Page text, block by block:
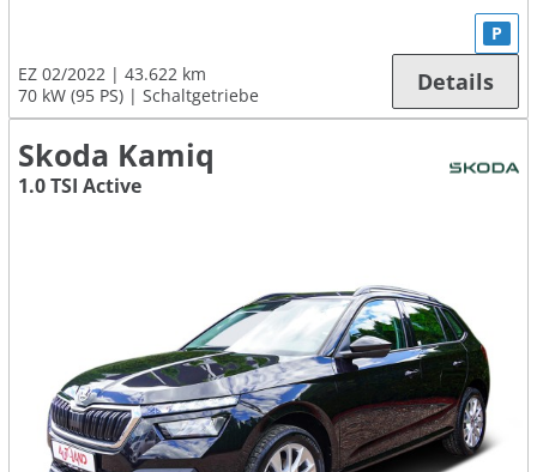
EZ 02/2022
43.622 km
70 kW (95 PS)
Schaltgetriebe
P
Details
Skoda Kamiq
1.0 TSI Active